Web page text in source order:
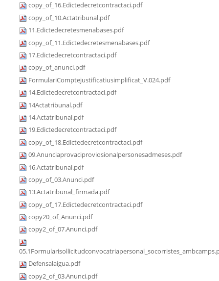
copy_of_16.Edictedecretcontractaci.pdf
copy_of_10.Actatribunal.pdf
11.Edictedecretesmenabases.pdf
copy_of_11.Edictedecretesmenabases.pdf
17.Edictedecretcontractaci.pdf
copy_of_anunci.pdf
FormulariComptejustificatiusimplificat_V.024.pdf
14.Edictedecretcontractaci.pdf
14Actatribunal.pdf
14.Actatribunal.pdf
19.Edictedecretcontractaci.pdf
copy_of_18.Edictedecretcontractaci.pdf
09.Anunciaprovaciproviosionalpersonesadmeses.pdf
16.Actatribunal.pdf
copy_of_03.Anunci.pdf
13.Actatribunal_firmada.pdf
copy_of_17.Edictedecretcontractaci.pdf
copy20_of_Anunci.pdf
copy2_of_07.Anunci.pdf
Defensalaigua.pdf
copy2_of_03.Anunci.pdf